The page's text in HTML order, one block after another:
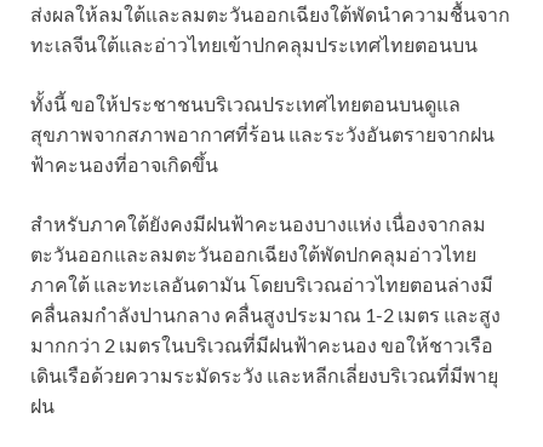
ส่งผลให้ลมใต้และลมตะวันออกเฉียงใต้พัดนำความชื้นจาก
ทะเลจีนใต้และอ่าวไทยเข้าปกคลุมประเทศไทยตอนบน
ทั้งนี้ ขอให้ประชาชนบริเวณประเทศไทยตอนบนดูแล
สุขภาพจากสภาพอากาศที่ร้อน และระวังอันตรายจากฝน
ฟ้าคะนองที่อาจเกิดขึ้น
สำหรับภาคใต้ยังคงมีฝนฟ้าคะนองบางแห่ง เนื่องจากลม
ตะวันออกและลมตะวันออกเฉียงใต้พัดปกคลุมอ่าวไทย
ภาคใต้ และทะเลอันดามัน โดยบริเวณอ่าวไทยตอนล่างมี
คลื่นลมกำลังปานกลาง คลื่นสูงประมาณ 1-2 เมตร และสูง
มากกว่า 2 เมตรในบริเวณที่มีฝนฟ้าคะนอง ขอให้ชาวเรือ
เดินเรือด้วยความระมัดระวัง และหลีกเลี่ยงบริเวณที่มีพายุ
ฝน